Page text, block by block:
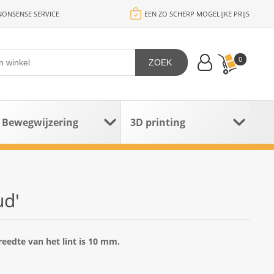
SERVICE EEN ZO SCHERP MOGELIJKE PRIJS
0
ZOEK
Bewegwijzering 3D printing
van het lint is 10 mm.